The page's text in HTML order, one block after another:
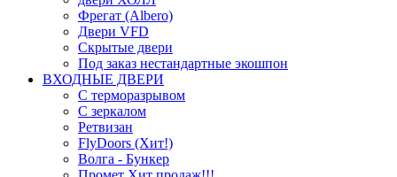
Фрегат (Albero)
Двери VFD
Скрытые двери
Под заказ нестандартные экошпон
ВХОДНЫЕ ДВЕРИ
С терморазрывом
С зеркалом
Ретвизан
FlyDoors (Хит!)
Волга - Бункер